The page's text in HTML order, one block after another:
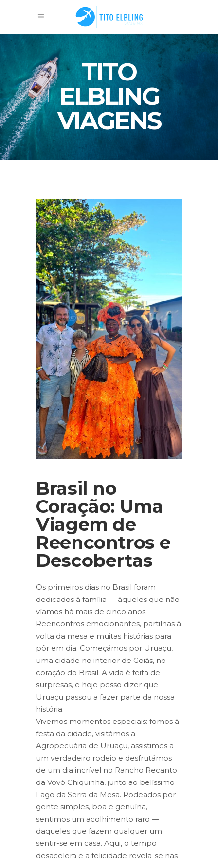
TITO
ELBLING
VIAGENS
Brasil no
Coração: Uma
Viagem de
Reencontros e
Descobertas
Os primeiros dias no Brasil foram
dedicados à família — àqueles que não
víamos há mais de cinco anos.
Reencontros emocionantes, partilhas à
volta da mesa e muitas histórias para
pôr em dia. Começámos por Uruaçu,
uma cidade no interior de Goiás, no
coração do Brasil. A vida é feita de
surpresas, e hoje posso dizer que
Uruaçu passou a fazer parte da nossa
história.
Vivemos momentos especiais: fomos à
festa da cidade, visitámos a
Agropecuária de Uruaçu, assistimos a
um verdadeiro rodeio e desfrutámos
de um dia incrível no Rancho Recanto
da Vovó Chiquinha, junto ao belíssimo
Lago da Serra da Mesa. Rodeados por
gente simples, boa e genuína,
sentimos um acolhimento raro —
daqueles que fazem qualquer um
sentir-se em casa. Aqui, o tempo
desacelera e a felicidade revela-se nas